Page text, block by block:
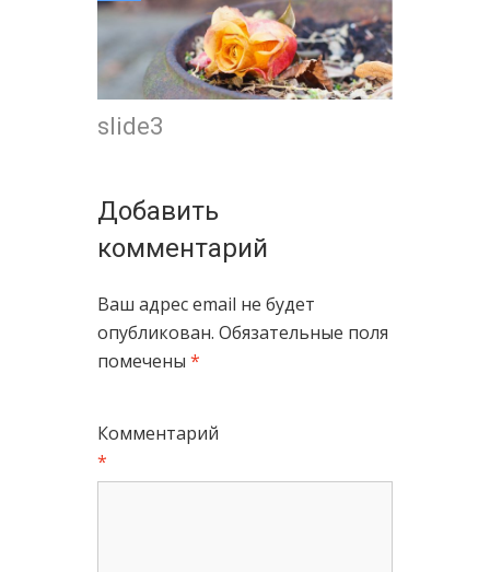
slide3
Добавить
комментарий
Ваш адрес email не будет
опубликован. Обязательные поля
помечены *
Комментарий
*